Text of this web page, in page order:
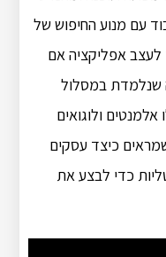
עם מנוע החיפוש של
לעצב אפליקציה אם
שנלמדת במסלול
אלמנטים ולוגואים
כיצד עסקים
כדי לבצע את